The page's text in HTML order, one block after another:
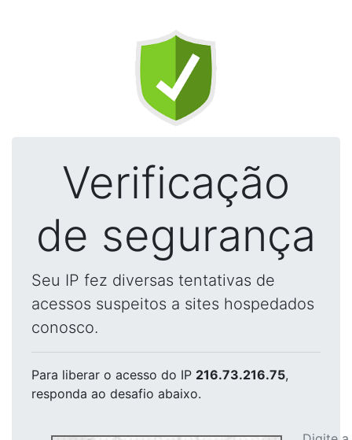
Verificação
de segurança
Seu IP fez diversas tentativas de
acessos suspeitos a sites hospedados
conosco.
Para liberar o acesso do IP 216.73.216.75,
responda ao desafio abaixo.